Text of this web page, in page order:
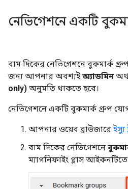
নেভিগেশনে একটি
বাম দিকের নেভিগেশনে বুকমার্ক
জন্য আপনার অবশ্যইঅ্যাডমিন
only) অনুমতি থাকতে হবে।
নেভিগেশনে একটি বুকমার্ক গ্রুপ
আপনার ওয়েব ব্রাউজারেইস্যু
বাম দিকের নেভিগেশনে
ম্যাগনিফাইং গ্লাস